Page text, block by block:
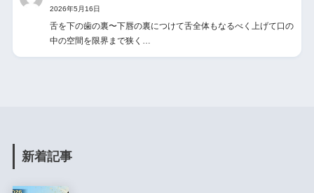
2026年5月16日
舌を下の歯の裏〜下唇の裏につけて舌全体もなるべく上げて口の
中の空間を限界まで狭く…
新着記事